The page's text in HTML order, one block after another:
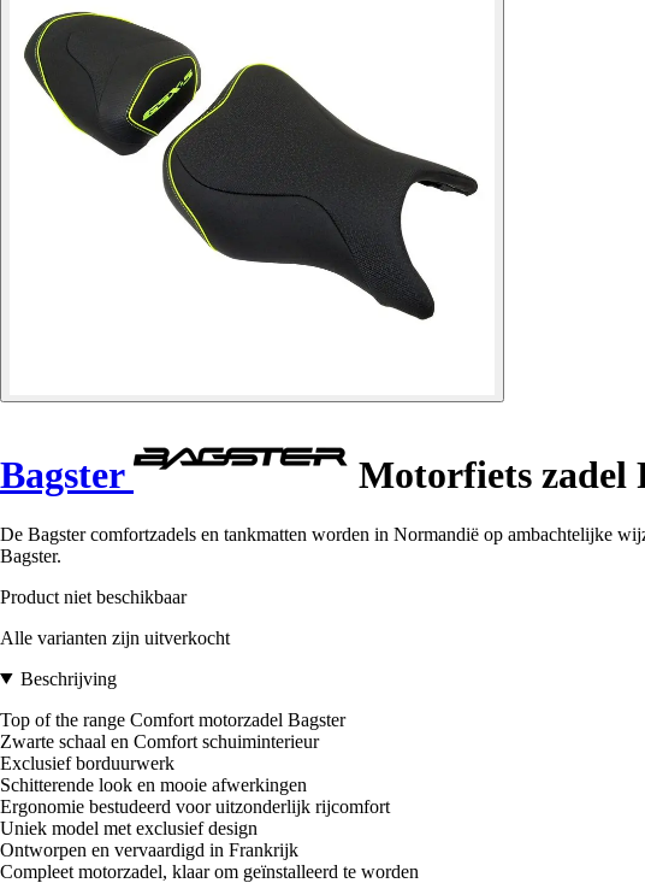
Bagster Motorfiets zadel
De Bagster comfortzadels en tankmatten worden in Normandië op ambachtelijke
Bagster.
Product niet beschikbaar
Alle varianten zijn uitverkocht
Beschrijving
Top of the range Comfort motorzadel Bagster
Zwarte schaal en Comfort schuiminterieur
Exclusief borduurwerk
Schitterende look en mooie afwerkingen
Ergonomie bestudeerd voor uitzonderlijk rijcomfort
Uniek model met exclusief design
Ontworpen en vervaardigd in Frankrijk
Compleet motorzadel, klaar om geïnstalleerd te worden